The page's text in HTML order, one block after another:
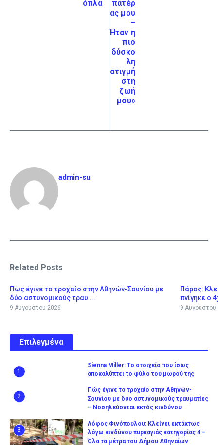
όπλα
πατέρ
ας μου
–
Ήταν η
πιο
δύσκο
λη
στιγμή
στη
ζωή
μου»
admin-su
Related Posts
Πώς έγινε το τροχαίο στην Αθηνών-Σουνίου με
δύο αστυνομικούς τραυ ...
9 Αυγούστου 2026
Πάρος:
πνίγηκε ο
9 Αυγούστου
Επιλεγμένα
1
Sienna Miller: Το στοιχείο που ίσως
αποκαλύπτει το φύλο του μωρού της
2
Πώς έγινε το τροχαίο στην Αθηνών-
Σουνίου με δύο αστυνομικούς τραυματίες
– Νοσηλεύονται εκτός κινδύνου
3
Λόφος Φινόπουλου: Κλείνει εκτάκτως
λόγω κινδύνου πυρκαγιάς κατηγορίας 4 –
Όλα τα μέτρα του Δήμου Αθηναίων